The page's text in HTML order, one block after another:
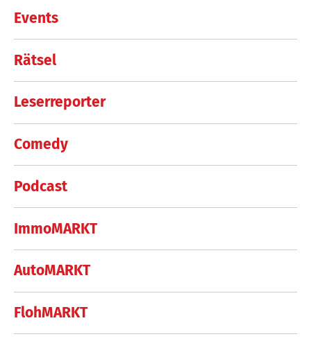
Events
Rätsel
Leserreporter
Comedy
Podcast
ImmoMARKT
AutoMARKT
FlohMARKT